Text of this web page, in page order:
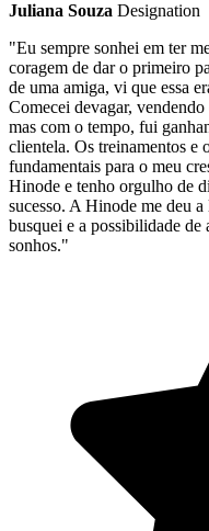
Juliana Souza Designation
"Eu sempre sonhei em ter
coragem de dar o primeiro
de uma amiga, vi que essa
Comecei devagar,
mas com o tempo, fui
clientela. Os treinamentos e
fundamentais para o meu
Hinode e tenho orgulho de
sucesso. A Hinode me deu
busquei e a possibilidade de
sonhos."